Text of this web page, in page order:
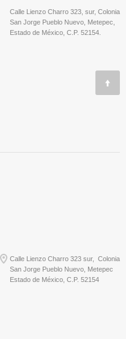
Calle Lienzo Charro 323, sur, Colonia
San Jorge Pueblo Nuevo, Metepec,
Estado de México, C.P. 52154.
Calle Lienzo Charro 323 sur, Colonia
San Jorge Pueblo Nuevo, Metepec
Estado de México, C.P. 52154